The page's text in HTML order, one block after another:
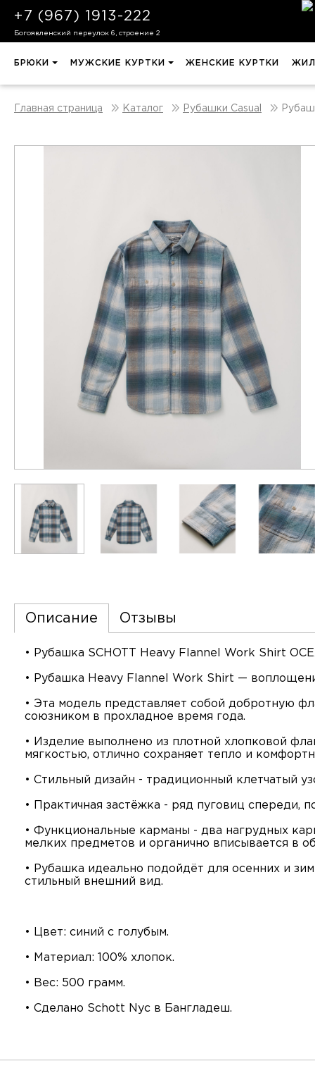
+7 (967) 1913-222
Богоявленский переулок 6, строение 2
БРЮКИ МУЖСКИЕ КУРТКИ ЖЕНСКИЕ КУРТКИ
Главная страница Каталог Рубашки Casual
Описание Отзывы
• Рубашка SCHOTT Heavy Flannel Work Shirt
• Рубашка Heavy Flannel Work Shirt —
• Эта модель представляет собой добротную
союзником в прохладное время года.
• Изделие выполнено из плотной хлопковой
мягкостью, отлично сохраняет тепло и
• Стильный дизайн - традиционный клетчатый
• Практичная застёжка - ряд пуговиц спереди,
• Функциональные карманы - два нагрудных
мелких предметов и органично вписывается в
• Рубашка идеально подойдёт для осенних и
стильный внешний вид.
• Цвет: синий с голубым.
• Материал: 100% хлопок.
• Вес: 500 грамм.
• Сделано Schott Nyc в Бангладеш.